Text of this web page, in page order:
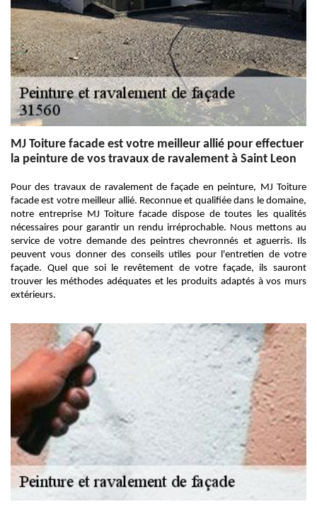
MJ Toiture facade est votre meilleur allié pour effectuer
la peinture de vos travaux de ravalement à Saint Leon
Pour des travaux de ravalement de façade en peinture, MJ Toiture
facade est votre meilleur allié. Reconnue et qualifiée dans le domaine,
notre entreprise MJ Toiture facade dispose de toutes les qualités
nécessaires pour garantir un rendu irréprochable. Nous mettons au
service de votre demande des peintres chevronnés et aguerris. Ils
peuvent vous donner des conseils utiles pour l'entretien de votre
façade. Quel que soi le revêtement de votre façade, ils sauront
trouver les méthodes adéquates et les produits adaptés à vos murs
extérieurs.